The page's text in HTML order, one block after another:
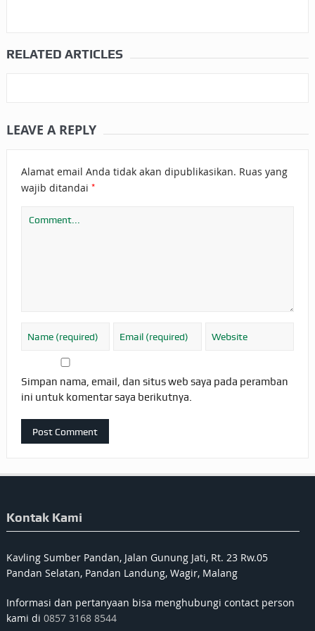
RELATED ARTICLES
LEAVE A REPLY
Alamat email Anda tidak akan dipublikasikan. Ruas yang
wajib ditandai *
Simpan nama, email, dan situs web saya pada peramban
ini untuk komentar saya berikutnya.
Kontak Kami
Kavling Sumber Pandan, Jalan Gunung Jati, Rt. 23 Rw.05
Pandan Selatan, Pandan Landung, Wagir, Malang
Informasi dan pertanyaan bisa menghubungi contact person
kami di 0857 3168 8544